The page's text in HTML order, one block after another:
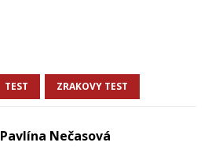
TEST ZRAKOVY TEST
Pavlína Nečasová